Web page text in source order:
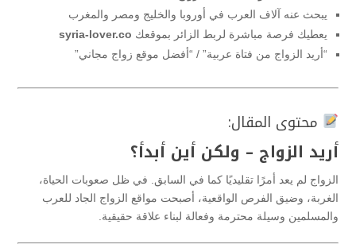
يبحث عنه آلاف العرب في أوروبا والخليج ومصر والمغرب
يعطيك فرصة مباشرة لربط الزائر بموقعك syria-lover.co
“أريد الزواج من فتاة عربية” / “أفضل موقع زواج مجاني”
محتوى المقال:
أريد الزواج – ولكن أين أبدأ؟
الزواج لم يعد أمرًا تقليديًا كما في السابق. في ظل صعوبات الحياة،
الغربة، وضيق الفرص الواقعية، أصبحت مواقع الزواج الجاد للعرب
والمسلمين وسيلة محترمة وفعالة لبناء علاقة حقيقية.